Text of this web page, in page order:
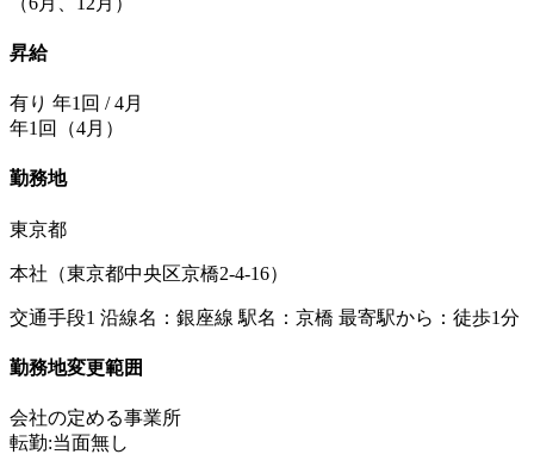
昇給
有り 年1回 / 4月
年1回（4月）
勤務地
東京都
本社（東京都中央区京橋2-4-16）
交通手段1 沿線名：銀座線 駅名：京橋 最寄駅から：徒歩1分
勤務地変更範囲
会社の定める事業所
転勤:当面無し